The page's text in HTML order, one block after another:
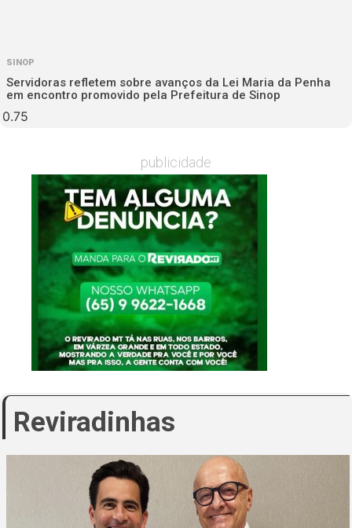
SINOP
Servidoras refletem sobre avanços da Lei Maria da Penha
em encontro promovido pela Prefeitura de Sinop
publicidade
Reviradinhas